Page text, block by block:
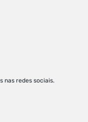
nas redes sociais.